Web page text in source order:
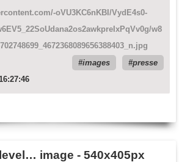
oVU3KC6nKBI/VydE4s0-
w8
images
presse
image - 540x405px